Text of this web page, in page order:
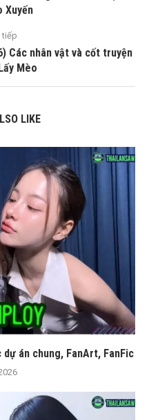
Xuyến
tiếp
Các nhân vật và cốt truyện
Mèo
LIKE
án chung, FanArt, FanFic